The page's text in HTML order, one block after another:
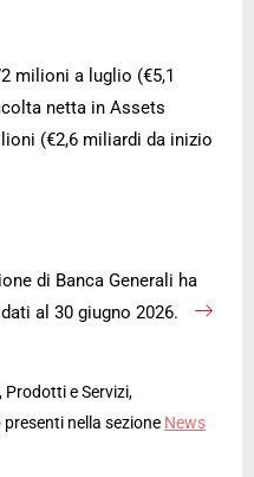
milioni a luglio (€5,1
netta in Assets
(€2,6 miliardi da inizio
di Banca Generali ha
al 30 giugno 2026.
Prodotti e Servizi,
nella sezione News